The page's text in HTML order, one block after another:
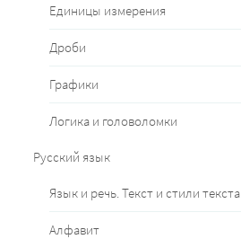
Единицы измерения
Дроби
Графики
Логика и головоломки
Русский язык
Язык и речь. Текст и стили текста
Алфавит